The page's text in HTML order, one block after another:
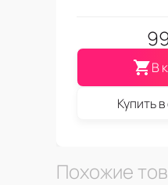
В
Купить
Похожие